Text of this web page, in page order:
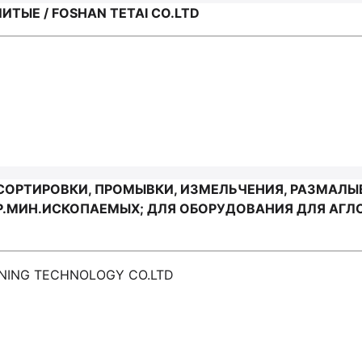
/ FOSHAN TETAI CO.LTD
ПРОМЫВКИ, ИЗМЕЛЬЧЕНИЯ,
ДЛЯ ОБОРУДОВАНИЯ ДЛЯ
TECHNOLOGY CO.LTD